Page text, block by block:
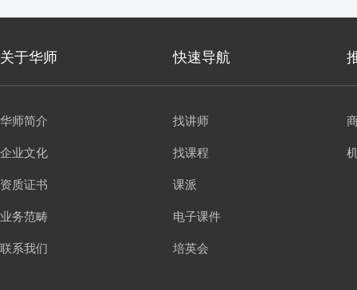
关于华师 快速导航
华师简介
企业文化
资质证书
业务范畴
联系我们
找讲师
找课程
课派
电子课件
培英会